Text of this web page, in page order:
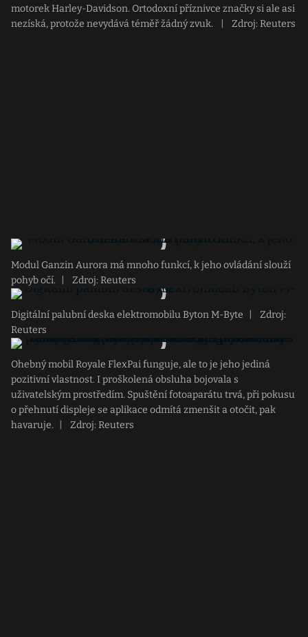
motorek Harley-Davidson. Ortodoxní příznivce značky si ale asi
nezíská, protože nevydává téměř žádný zvuk.
Zdroj: Reuters
Modul Ganzin Aurora má mnoho funkcí, k jeho ovládání slouží
pohyb očí.
Zdroj: Reuters
Digitální palubní deska elektromobilu Byton M-Byte
Zdroj:
Reuters
Ohebný mobil Royale FlexPai funguje, ale to je jeho jediná
pozitivní vlastnost. I proškolená obsluha bojovala s
uživatelským prostředím. Spuštění fotoaparátu trvá, při pokusu
o přehnutí displeje se aplikace odmítá zmenšit a otočit, pak
havaruje.
Zdroj: Reuters